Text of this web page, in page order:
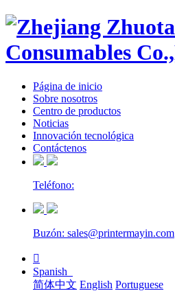
Página de inicio
Sobre nosotros
Centro de productos
Noticias
Innovación tecnológica
Contáctenos
Teléfono:
Buzón: sales@printermayin.com

Spanish
简体中文 English Portuguese